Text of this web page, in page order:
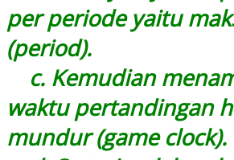
per periode yaitu
(period).
c. Kemudian
waktu pertandingan
mundur (game clock).